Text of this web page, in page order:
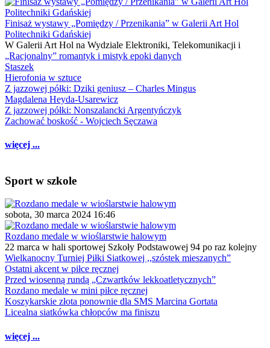
Finisaż wystawy „Pomiędzy / Przenikania” w Galerii Art Hol
Politechniki Gdańskiej
W Galerii Art Hol na Wydziale Elektroniki, Telekomunikacji i
„Racjonalny” romantyk i mistyk epoki danych
Staszek
Hierofonia w sztuce
Z jazzowej półki: Dziki geniusz – Charles Mingus
Magdalena Heyda-Usarewicz
Z jazzowej półki: Nonszalancki Argentyńczyk
Zachować boskość - Wojciech Sęczawa
więcej ...
Sport w szkole
sobota, 30 marca 2024 16:46
Rozdano medale w wioślarstwie halowym
22 marca w hali sportowej Szkoły Podstawowej 94 po raz kolejny
Wielkanocny Turniej Piłki Siatkowej ,,szóstek mieszanych”
Ostatni akcent w piłce ręcznej
Przed wiosenną rundą „Czwartków lekkoatletycznych”
Rozdano medale w mini piłce ręcznej
Koszykarskie złota ponownie dla SMS Marcina Gortata
Licealna siatkówka chłopców ma finiszu
więcej ...